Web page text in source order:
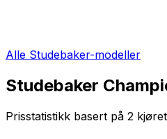
Alle Studebaker-modeller
Studebaker
Prisstatistikk basert på 2